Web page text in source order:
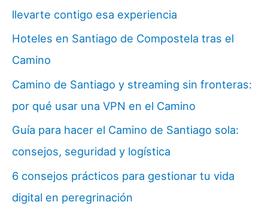
llevarte contigo esa experiencia
Hoteles en Santiago de Compostela tras el
Camino
Camino de Santiago y streaming sin fronteras:
por qué usar una VPN en el Camino
Guía para hacer el Camino de Santiago sola:
consejos, seguridad y logística
6 consejos prácticos para gestionar tu vida
digital en peregrinación